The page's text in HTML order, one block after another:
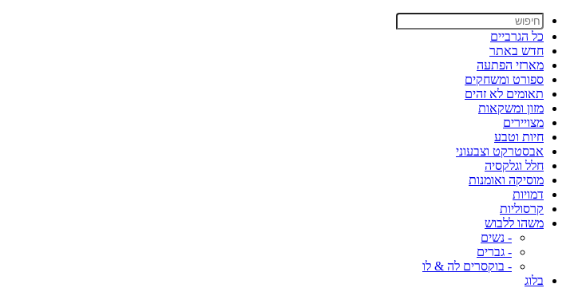
כל הגרביים
חדש באתר
מארזי הפתעה
ספורט ומשחקים
תאומים לא זהים
מזון ומשקאות
מצויירים
חיות וטבע
אבסטרקט וצבעוני
חלל וגלקסיה
מוסיקה ואומנות
דמויות
קרסוליות
משהו ללבוש
- נשים
- גברים
- בוקסרים לה & לו
בלוג